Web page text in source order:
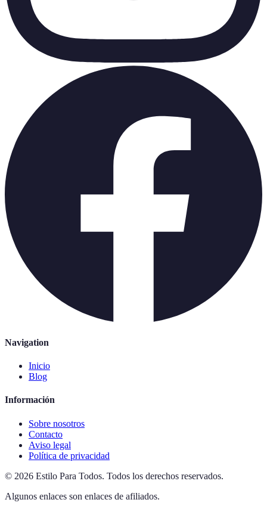
Navigation
Inicio
Blog
Información
Sobre nosotros
Contacto
Aviso legal
Política de privacidad
© 2026 Estilo Para Todos. Todos los derechos reservados.
Algunos enlaces son enlaces de afiliados.